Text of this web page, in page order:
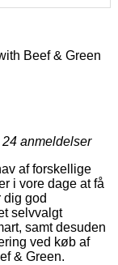
Beef & Green
24 anmeldelser
af forskellige
i vore dage at få
dig god
selvvalgt
samt desuden
ved køb af
& Green.